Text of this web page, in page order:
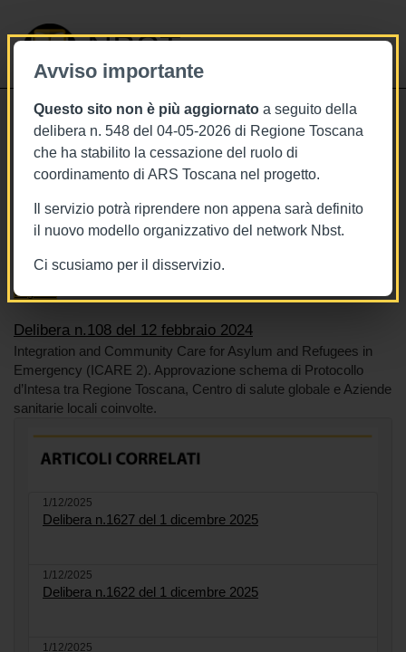
Avviso importante
Questo sito non è più aggiornato a seguito della
delibera n. 548 del 04-05-2026 di Regione Toscana
che ha stabilito la cessazione del ruolo di
coordinamento di ARS Toscana nel progetto.
Il servizio potrà riprendere non appena sarà definito
il nuovo modello organizzativo del network Nbst.
Ci scusiamo per il disservizio.
NBST
12/2/2024
Delibera n.108 del 12 febbraio 2024
Tags Toscana
BURT Bollettino della regione toscana
Migranti
Delibera n.108 del 12 febbraio 2024
Integration and Community Care for Asylum and Refugees in
Emergency (ICARE 2). Approvazione schema di Protocollo
d’Intesa tra Regione Toscana, Centro di salute globale e Aziende
sanitarie locali coinvolte.
1/12/2025
Delibera n.1627 del 1 dicembre 2025
1/12/2025
Delibera n.1622 del 1 dicembre 2025
1/12/2025